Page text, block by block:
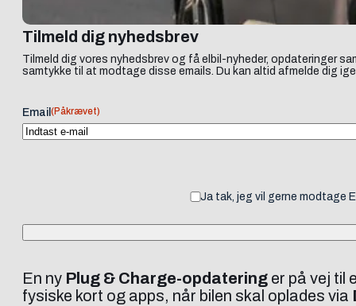
Tilmeld dig nyhedsbrev
Tilmeld dig vores nyhedsbrev og få elbil-nyheder, opdateringer
samtykke til at modtage disse emails. Du kan altid afmelde dig
Email (Påkrævet)
Ja tak, jeg vil gerne modtage
En ny Plug & Charge-opdatering er på vej til
fysiske kort og apps, når bilen skal oplades via